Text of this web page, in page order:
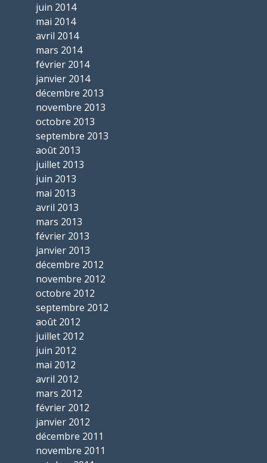
juin 2014
mai 2014
avril 2014
mars 2014
février 2014
janvier 2014
décembre 2013
novembre 2013
octobre 2013
septembre 2013
août 2013
juillet 2013
juin 2013
mai 2013
avril 2013
mars 2013
février 2013
janvier 2013
décembre 2012
novembre 2012
octobre 2012
septembre 2012
août 2012
juillet 2012
juin 2012
mai 2012
avril 2012
mars 2012
février 2012
janvier 2012
décembre 2011
novembre 2011